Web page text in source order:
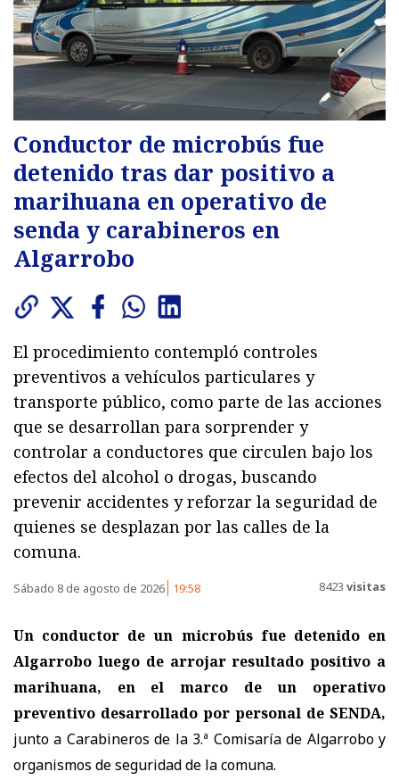
Conductor de microbús fue
detenido tras dar positivo a
marihuana en operativo de
senda y carabineros en
Algarrobo
El procedimiento contempló controles
preventivos a vehículos particulares y
transporte público, como parte de las acciones
que se desarrollan para sorprender y
controlar a conductores que circulen bajo los
efectos del alcohol o drogas, buscando
prevenir accidentes y reforzar la seguridad de
quienes se desplazan por las calles de la
comuna.
Sábado 8 de agosto de 2026 19:58 8423 visitas
Un conductor de un microbús fue detenido en
Algarrobo luego de arrojar resultado positivo a
marihuana, en el marco de un operativo
preventivo desarrollado por personal de SENDA,
junto a Carabineros de la 3.ª Comisaría de Algarrobo y
organismos de seguridad de la comuna.